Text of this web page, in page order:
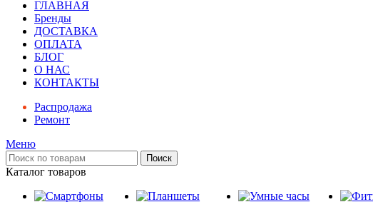
ГЛАВНАЯ
Бренды
ДОСТАВКА
ОПЛАТА
БЛОГ
О НАС
КОНТАКТЫ
Распродажа
Ремонт
Меню
Поиск
Каталог товаров